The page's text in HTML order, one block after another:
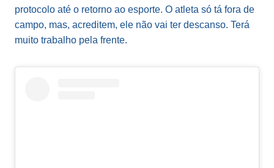
protocolo até o retorno ao esporte. O atleta só tá fora de
campo, mas, acreditem, ele não vai ter descanso. Terá
muito trabalho pela frente.